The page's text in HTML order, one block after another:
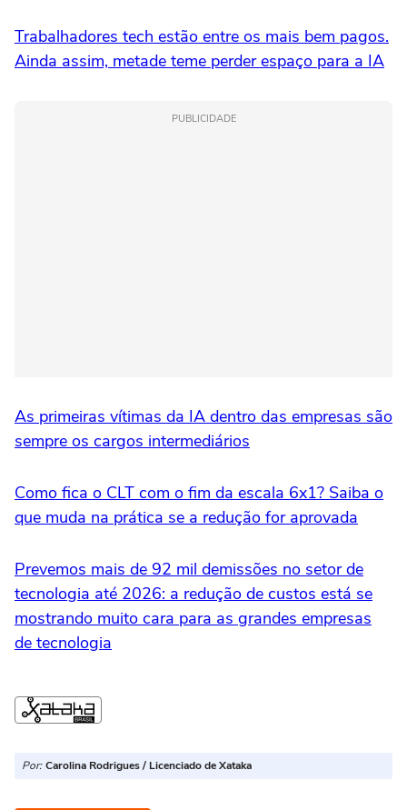
Trabalhadores tech estão entre os mais bem pagos.
Ainda assim, metade teme perder espaço para a IA
PUBLICIDADE
As primeiras vítimas da IA dentro das empresas são
sempre os cargos intermediários
Como fica o CLT com o fim da escala 6x1? Saiba o
que muda na prática se a redução for aprovada
Prevemos mais de 92 mil demissões no setor de
tecnologia até 2026: a redução de custos está se
mostrando muito cara para as grandes empresas
de tecnologia
Por: Carolina Rodrigues / Licenciado de Xataka